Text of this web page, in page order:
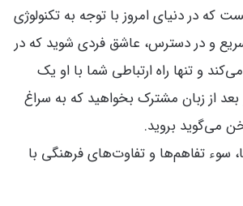
که در دنیای امروز با توجه به تکنولوژی
و در دسترس، عاشق فردی شوید که در
و تنها راه ارتباطی شما با او یک
از زبان مشترک بخواهید که به سراغ
می‌گوید بروید.
سوء تفاهم‌ها و تفاوت‌های فرهنگی با